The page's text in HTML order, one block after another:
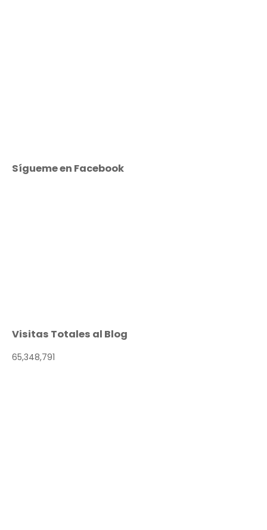
Sígueme en Facebook
Visitas Totales al Blog
65,348,791